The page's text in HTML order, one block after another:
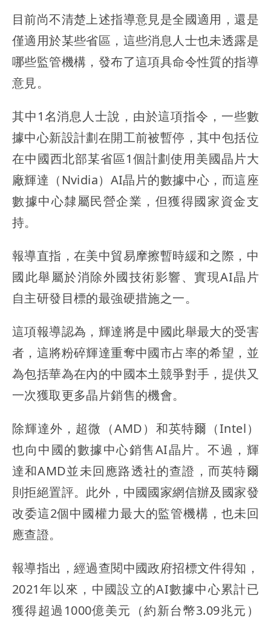
目前尚不清楚上述指導意見是全國適用，還是
僅適用於某些省區，這些消息人士也未透露是
哪些監管機構，發布了這項具命令性質的指導
意見。
其中1名消息人士說，由於這項指令，一些數
據中心新設計劃在開工前被暫停，其中包括位
在中國西北部某省區1個計劃使用美國晶片大
廠輝達（Nvidia）AI晶片的數據中心，而這座
數據中心隸屬民營企業，但獲得國家資金支
持。
報導直指，在美中貿易摩擦暫時緩和之際，中
國此舉屬於消除外國技術影響、實現AI晶片
自主研發目標的最強硬措施之一。
這項報導認為，輝達將是中國此舉最大的受害
者，這將粉碎輝達重奪中國市占率的希望，並
為包括華為在內的中國本土競爭對手，提供又
一次獲取更多晶片銷售的機會。
除輝達外，超微（AMD）和英特爾（Intel）
也向中國的數據中心銷售AI晶片。不過，輝
達和AMD並未回應路透社的查證，而英特爾
則拒絕置評。此外，中國國家網信辦及國家發
改委這2個中國權力最大的監管機構，也未回
應查證。
報導指出，經過查閱中國政府招標文件得知，
2021年以來，中國設立的AI數據中心累計已
獲得超過1000億美元（約新台幣3.09兆元）